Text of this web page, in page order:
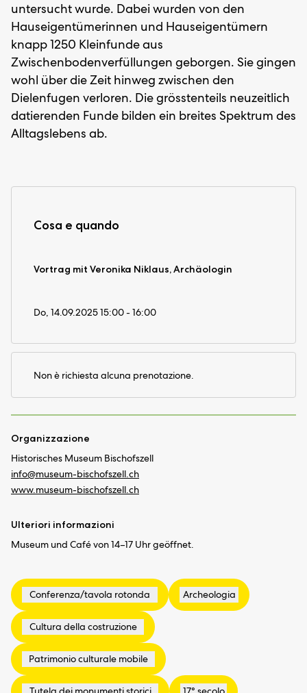
untersucht wurde. Dabei wurden von den
Hauseigentümerinnen und Hauseigentümern
knapp 1250 Kleinfunde aus
Zwischenbodenverfüllungen geborgen. Sie gingen
wohl über die Zeit hinweg zwischen den
Dielenfugen verloren. Die grösstenteils neuzeitlich
datierenden Funde bilden ein breites Spektrum des
Alltagslebens ab.
Cosa e quando
Vortrag mit Veronika Niklaus, Archäologin
Do, 14.09.2025 15:00 - 16:00
Non è richiesta alcuna prenotazione.
Organizzazione
Historisches Museum Bischofszell
info@museum-bischofszell.ch
www.museum-bischofszell.ch
Ulteriori informazioni
Museum und Café von 14–17 Uhr geöffnet.